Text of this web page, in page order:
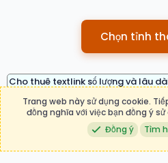
Chọn tỉnh
Cho thuê textlink số lượng và lâu
- Zalo: 0876.05
Trợ giúp
R
S
Trang web này sử dụng cookie.
đồng nghĩa với việc bạn đồng ý
Đồng ý
Tìm